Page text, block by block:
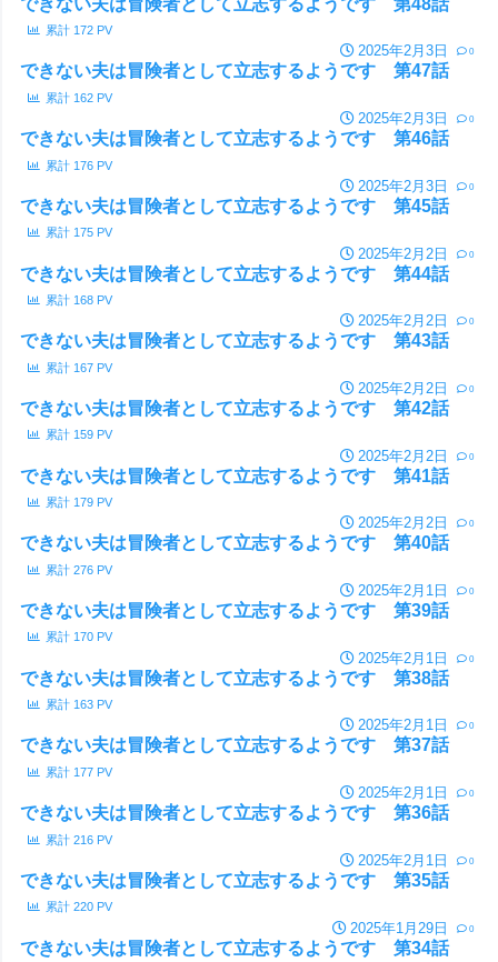
累計 172 PV
2025年2月3日 0
できない夫は冒険者として立志するようです 第47話
累計 162 PV
2025年2月3日 0
できない夫は冒険者として立志するようです 第46話
累計 176 PV
2025年2月3日 0
できない夫は冒険者として立志するようです 第45話
累計 175 PV
2025年2月2日 0
できない夫は冒険者として立志するようです 第44話
累計 168 PV
2025年2月2日 0
できない夫は冒険者として立志するようです 第43話
累計 167 PV
2025年2月2日 0
できない夫は冒険者として立志するようです 第42話
累計 159 PV
2025年2月2日 0
できない夫は冒険者として立志するようです 第41話
累計 179 PV
2025年2月2日 0
できない夫は冒険者として立志するようです 第40話
累計 276 PV
2025年2月1日 0
できない夫は冒険者として立志するようです 第39話
累計 170 PV
2025年2月1日 0
できない夫は冒険者として立志するようです 第38話
累計 163 PV
2025年2月1日 0
できない夫は冒険者として立志するようです 第37話
累計 177 PV
2025年2月1日 0
できない夫は冒険者として立志するようです 第36話
累計 216 PV
2025年2月1日 0
できない夫は冒険者として立志するようです 第35話
累計 220 PV
2025年1月29日 0
できない夫は冒険者として立志するようです 第34話